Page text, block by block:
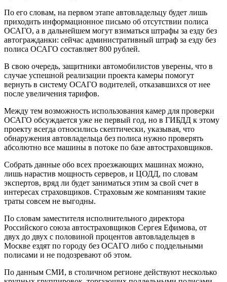
По его словам, на первом этапе автовладельцу будет лишь
приходить информационное письмо об отсутствии полиса
ОСАГО, а в дальнейшем могут взиматься штрафы за езду без
автогражданки: сейчас административный штраф за езду без
полиса ОСАГО составляет 800 рублей.
В свою очередь, защитники автомобилистов уверены, что в
случае успешной реализации проекта камеры помогут
вернуть в систему ОСАГО водителей, отказавшихся от нее
после увеличения тарифов.
Между тем возможность использования камер для проверки
ОСАГО обсуждается уже не первый год, но в ГИБДД к этому
проекту всегда относились скептически, указывая, что
обнаружения автовладельца без полиса нужно проверять
абсолютно все машины в потоке по базе автостраховщиков.
Собрать данные обо всех проезжающих машинах можно,
лишь нарастив мощность серверов, и ЦОДД, по словам
экспертов, вряд ли будет заниматься этим за свой счет в
интересах страховщиков. Страховым же компаниям такие
траты совсем не выгодны.
По словам заместителя исполнительного директора
Российского союза автостраховщиков Сергея Ефимова, от
двух до двух с половиной процентов автовладельцев в
Москве ездят по городу без ОСАГО либо с поддельными
полисами и не подозревают об этом.
По данным СМИ, в столичном регионе действуют несколько